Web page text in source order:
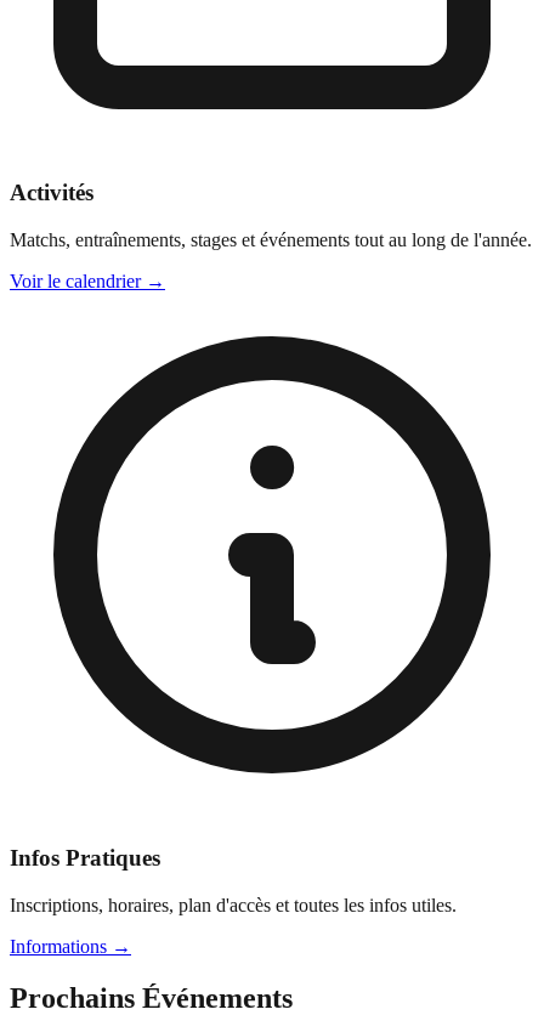
Activités
Matchs, entraînements, stages et événements tout au long de l'année.
Voir le calendrier→
Infos Pratiques
Inscriptions, horaires, plan d'accès et toutes les infos utiles.
Informations →
Prochains Événements